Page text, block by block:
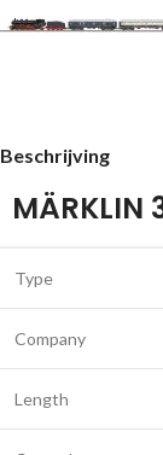
Beschrijving
MÄRKLIN
Type
Company
Length